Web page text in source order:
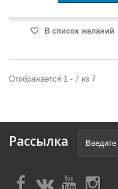
В список желаний
Отображается 1 - 7 из 7
Рассылка